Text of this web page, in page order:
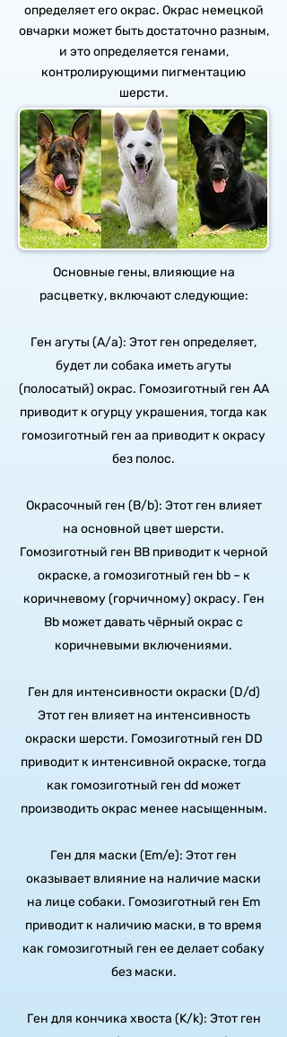
определяет его окрас. Окрас немецкой
овчарки может быть достаточно разным,
и это определяется генами,
контролирующими пигментацию
шерсти.
Основные гены, влияющие на
расцветку, включают следующие:
Ген агуты (А/a): Этот ген определяет,
будет ли собака иметь агуты
(полосатый) окрас. Гомозиготный ген АА
приводит к огурцу украшения, тогда как
гомозиготный ген аа приводит к окрасу
без полос.
Окрасочный ген (B/b): Этот ген влияет
на основной цвет шерсти.
Гомозиготный ген BB приводит к черной
окраске, а гомозиготный ген bb – к
коричневому (горчичному) окрасу. Ген
Bb может давать чёрный окрас с
коричневыми включениями.
Ген для интенсивности окраски (D/d)
Этот ген влияет на интенсивность
окраски шерсти. Гомозиготный ген DD
приводит к интенсивной окраске, тогда
как гомозиготный ген dd может
производить окрас менее насыщенным.
Ген для маски (Em/e): Этот ген
оказывает влияние на наличие маски
на лице собаки. Гомозиготный ген Em
приводит к наличию маски, в то время
как гомозиготный ген ee делает собаку
без маски.
Ген для кончика хвоста (K/k): Этот ген